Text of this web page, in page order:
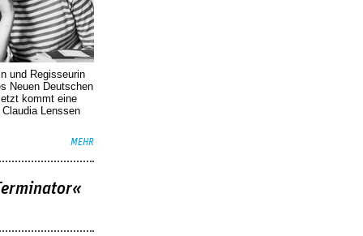
und Regisseurin
Neuen Deutschen
kommt eine
Lenssen
MEHR